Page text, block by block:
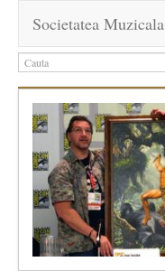
Societatea Muzicala